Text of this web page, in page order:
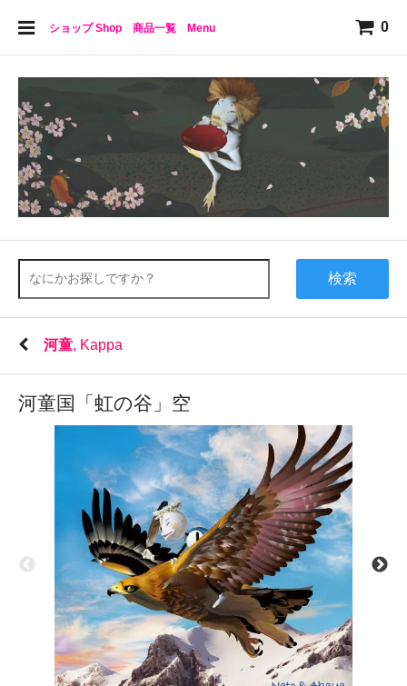
ショップ Shop 商品一覧 Menu 0
検索
河童, Kappa
河童国「虹の谷」空